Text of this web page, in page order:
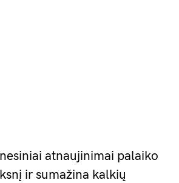
atnaujinimai palaiko
ir sumažina kalkių